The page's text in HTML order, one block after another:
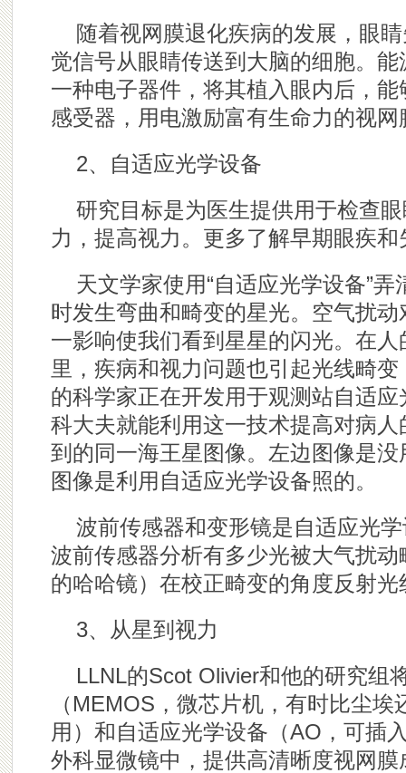
随着视网膜退化疾病的发展，眼
觉信号从眼睛传送到大脑的细胞。
一种电子器件，将其植入眼内后，
感受器，用电激励富有生命力的视网
2、自适应光学设备
研究目标是为医生提供用于检查
力，提高视力。更多了解早期眼疾
天文学家使用“自适应光学设备”弄
时发生弯曲和畸变的星光。空气扰动
一影响使我们看到星星的闪光。在人
里，疾病和视力问题也引起光线畸
的科学家正在开发用于观测站自适
科大夫就能利用这一技术提高对病
到的同一海王星图像。左边图像是
图像是利用自适应光学设备照的。
波前传感器和变形镜是自适应光
波前传感器分析有多少光被大气扰
的哈哈镜）在校正畸变的角度反射光
3、从星到视力
LLNL的Scot Olivier和他的研究组
（MEMOS，微芯片机，有时比尘
用）和自适应光学设备（AO，可插
外科显微镜中，提供高清晰度视网